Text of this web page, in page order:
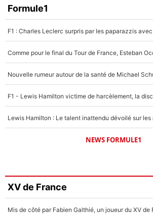
Formule1
NEWS FORMULE1
XV de France